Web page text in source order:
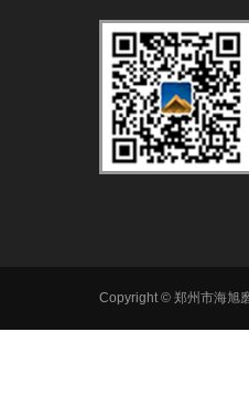
Copyright © 郑州市海